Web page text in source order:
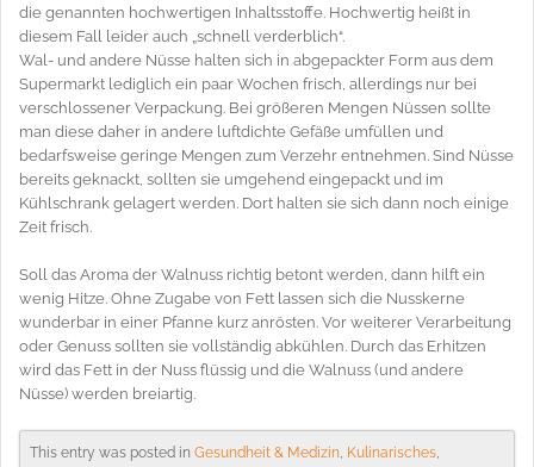
die genannten hochwertigen Inhaltsstoffe. Hochwertig heißt in
diesem Fall leider auch „schnell verderblich“.
Wal- und andere Nüsse halten sich in abgepackter Form aus dem
Supermarkt lediglich ein paar Wochen frisch, allerdings nur bei
verschlossener Verpackung. Bei größeren Mengen Nüssen sollte
man diese daher in andere luftdichte Gefäße umfüllen und
bedarfsweise geringe Mengen zum Verzehr entnehmen. Sind Nüsse
bereits geknackt, sollten sie umgehend eingepackt und im
Kühlschrank gelagert werden. Dort halten sie sich dann noch einige
Zeit frisch.
Soll das Aroma der Walnuss richtig betont werden, dann hilft ein
wenig Hitze. Ohne Zugabe von Fett lassen sich die Nusskerne
wunderbar in einer Pfanne kurz anrösten. Vor weiterer Verarbeitung
oder Genuss sollten sie vollständig abkühlen. Durch das Erhitzen
wird das Fett in der Nuss flüssig und die Walnuss (und andere
Nüsse) werden breiartig.
This entry was posted in Gesundheit & Medizin, Kulinarisches,